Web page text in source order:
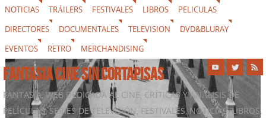
NOTICIAS TRÁILERS FESTIVALES LIBROS
PELICULAS
DIRECTORES
DOCUMENTALES TELEVISION
DVD&BLURAY
EVENTOS
RETRO MERCHANDISING
FANTASIA CINE SIN CORTAPISAS
FANTASIA, WEB DEDICADA AL CINE, CRÍTICAS Y ANÁLISIS DE
PELÍCULAS, SERIES DE TELEVISIÓN, FESTIVALES, NOTICIAS, LIBROS,